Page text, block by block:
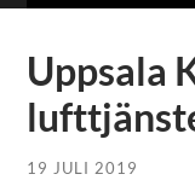
Uppsala
19 JULI 2019